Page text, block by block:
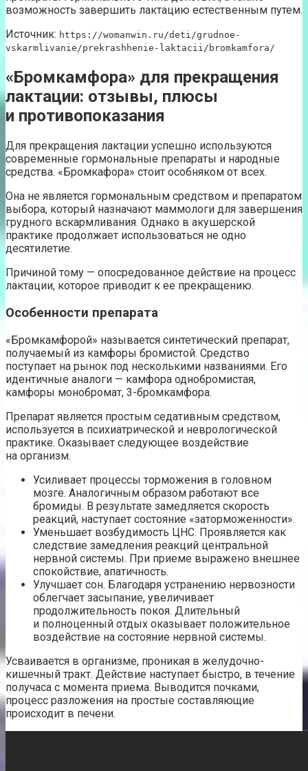
возможность завершить лактацию естественным путем.
Источник: https://womanwin.ru/deti/grudnoe-
vskarmlivanie/prekrashhenie-laktacii/bromkamfora/
«Бромкамфора» для прекращения
лактации: отзывы, плюсы
и противопоказания
Для прекращения лактации успешно используются
современные гормональные препараты и народные
средства. «Бромкафора» стоит особняком от всех.
Она не является гормональным средством и препаратом
выбора, который назначают маммологи для завершения
грудного вскармливания. Однако в акушерской
практике продолжает использоваться не одно
десятилетие.
Причиной тому — опосредованное действие на процесс
лактации, которое приводит к ее прекращению.
Особенности препарата
«Бромкамфорой» называется синтетический препарат,
получаемый из камфоры бромистой. Средство
поступает на рынок под несколькими названиями. Его
идентичные аналоги — камфора однобромистая,
камфоры монобромат, 3-бромкамфора.
Препарат является простым седативным средством,
используется в психиатрической и неврологической
практике. Оказывает следующее воздействие
на организм.
Усиливает процессы торможения в головном
мозге. Аналогичным образом работают все
бромиды. В результате замедляется скорость
реакций, наступает состояние «заторможенности».
Уменьшает возбудимость ЦНС. Проявляется как
следствие замедления реакций центральной
нервной системы. При приеме выражено внешнее
спокойствие, апатичность.
Улучшает сон. Благодаря устранению нервозности
облегчает засыпание, увеличивает
продолжительность покоя. Длительный
и полноценный отдых оказывает положительное
воздействие на состояние нервной системы.
Усваивается в организме, проникая в желудочно-
кишечный тракт. Действие наступает быстро, в течение
получаса с момента приема. Выводится почками,
процесс разложения на простые составляющие
происходит в печени.